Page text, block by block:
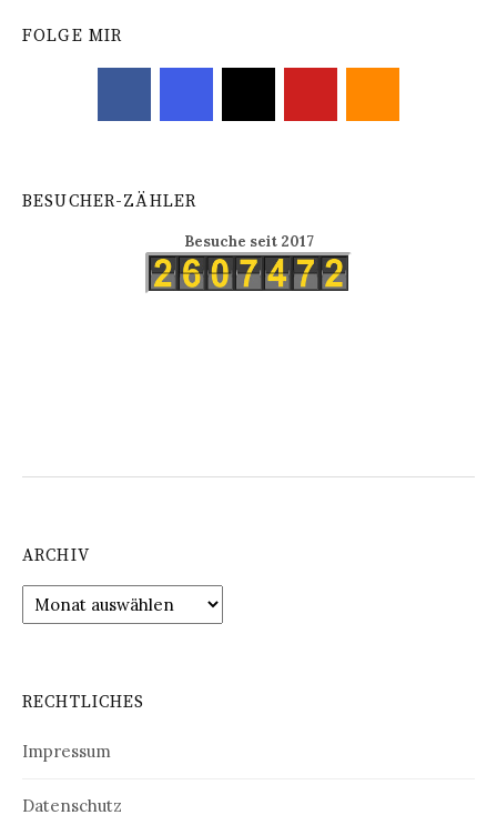
FOLGE MIR
BESUCHER-ZÄHLER
Besuche seit 2017
ARCHIV
Archiv
RECHTLICHES
Impressum
Datenschutz